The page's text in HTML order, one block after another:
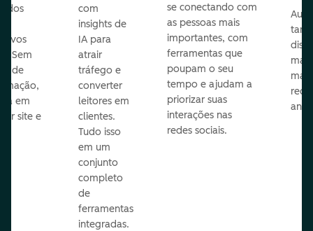
Sem
de
em
site e
com
insights de
IA para
atrair
tráfego e
converter
leitores em
clientes.
Tudo isso
em um
conjunto
completo
de
ferramentas
integradas.
se conectando com
as pessoas mais
importantes, com
ferramentas que
poupam o seu
tempo e ajudam a
priorizar suas
interações nas
redes sociais.
mail